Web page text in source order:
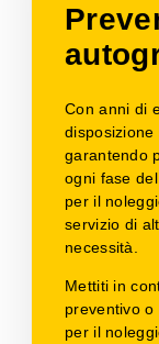
Con anni di
disposizione
garantendo
ogni fase
per il
servizio di
necessità.
Mettiti in
preventivo
per il